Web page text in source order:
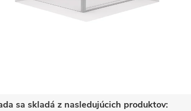
sa skladá z nasledujúcich produktov: